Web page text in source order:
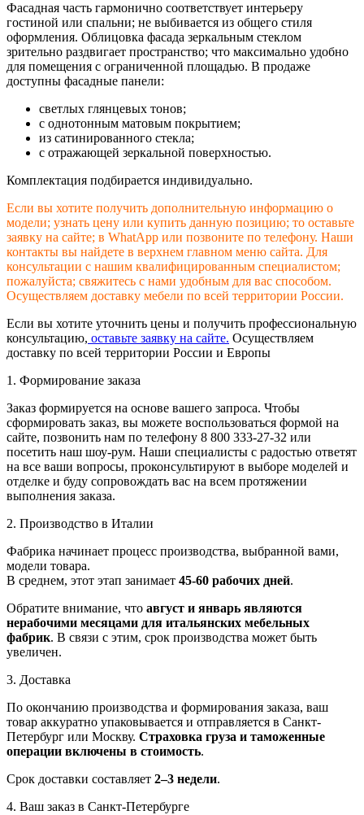
Фасадная часть гармонично соответствует интерьеру
гостиной или спальни; не выбивается из общего стиля
оформления. Облицовка фасада зеркальным стеклом
зрительно раздвигает пространство; что максимально удобно
для помещения с ограниченной площадью. В продаже
доступны фасадные панели:
светлых глянцевых тонов;
с однотонным матовым покрытием;
из сатинированного стекла;
с отражающей зеркальной поверхностью.
Комплектация подбирается индивидуально.
Если вы хотите получить дополнительную информацию о
модели; узнать цену или купить данную позицию; то оставьте
заявку на сайте; в WhatApp или позвоните по телефону. Наши
контакты вы найдете в верхнем главном меню сайта. Для
консультации с нашим квалифицированным специалистом;
пожалуйста; свяжитесь с нами удобным для вас способом.
Осуществляем доставку мебели по всей территории России.
Если вы хотите уточнить цены и получить профессиональную
консультацию, оставьте заявку на сайте. Осуществляем
доставку по всей территории России и Европы
1. Формирование заказа
Заказ формируется на основе вашего запроса. Чтобы
сформировать заказ, вы можете воспользоваться формой на
сайте, позвонить нам по телефону 8 800 333-27-32 или
посетить наш шоу-рум. Наши специалисты с радостью ответят
на все ваши вопросы, проконсультируют в выборе моделей и
отделке и буду сопровождать вас на всем протяжении
выполнения заказа.
2. Производство в Италии
Фабрика начинает процесс производства, выбранной вами,
модели товара.
В среднем, этот этап занимает 45-60 рабочих дней.
Обратите внимание, что август и январь являются
нерабочими месяцами для итальянских мебельных
фабрик. В связи с этим, срок производства может быть
увеличен.
3. Доставка
По окончанию производства и формирования заказа, ваш
товар аккуратно упаковывается и отправляется в Санкт-
Петербург или Москву. Страховка груза и таможенные
операции включены в стоимость.
Срок доставки составляет 2–3 недели.
4. Ваш заказ в Санкт-Петербурге